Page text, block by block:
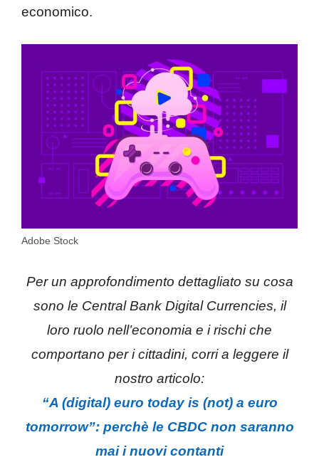
economico.
Adobe Stock
Per un approfondimento dettagliato su cosa
sono le Central Bank Digital Currencies, il
loro ruolo nell’economia e i rischi che
comportano per i cittadini, corri a leggere il
nostro articolo:
“A (digital) euro today is (not) a euro
tomorrow”: perchè le CBDC non saranno
mai i nuovi contanti